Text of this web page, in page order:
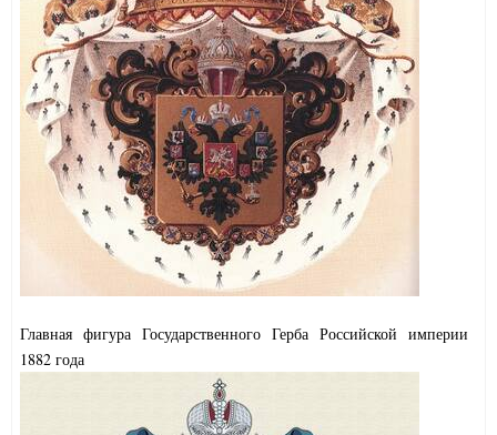
Главная фигура Государственного Герба Российской империи
1882 года